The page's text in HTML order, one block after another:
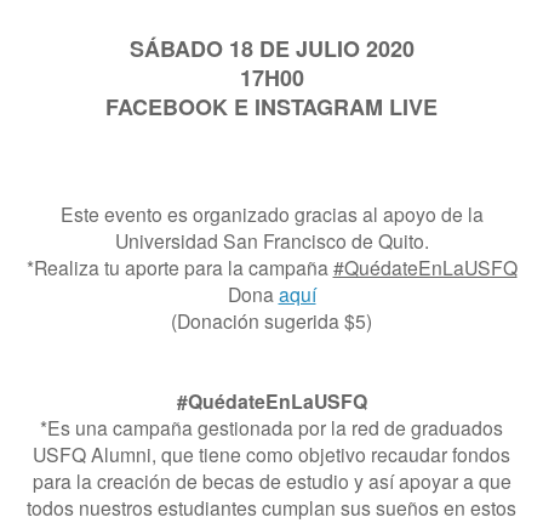
SÁBADO 18 DE JULIO 2020
17H00
FACEBOOK E INSTAGRAM LIVE
Este evento es organizado gracias al apoyo de la
Universidad San Francisco de Quito.
*Realiza tu aporte para la campaña #QuédateEnLaUSFQ
Dona aquí
(Donación sugerida $5)
#QuédateEnLaUSFQ
*Es una campaña gestionada por la red de graduados
USFQ Alumni, que tiene como objetivo recaudar fondos
para la creación de becas de estudio y así apoyar a que
todos nuestros estudiantes cumplan sus sueños en estos